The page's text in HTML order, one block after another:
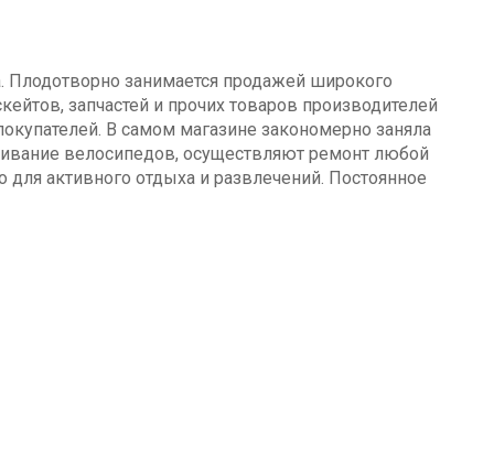
Плодотворно занимается продажей широкого
запчастей и прочих товаров производителей
В самом магазине закономерно заняла
велосипедов, осуществляют ремонт любой
для активного отдыха и развлечений. Постоянное